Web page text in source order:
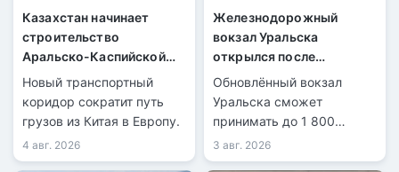
Казахстан начинает
строительство
Аральско-Каспийской
магистрали
Новый транспортный
коридор сократит путь
грузов из Китая в Европу.
4 авг. 2026
Железнодорожный
вокзал Уральска
открылся после
масштабной
реконструкции
Обновлённый вокзал
Уральска сможет
принимать до 1 800
пассажиров в сутки.
3 авг. 2026